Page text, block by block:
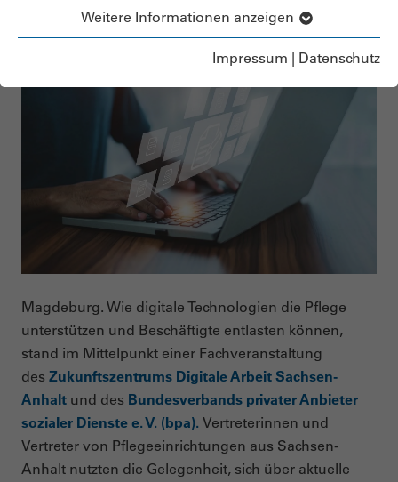
Weitere Informationen anzeigen
Impressum | Datenschutz
25.06.2026
Magdeburg. Wie digitale Technologien die Pflege
unterstützen und Beschäftigte entlasten können,
stand im Mittelpunkt einer Fachveranstaltung
des Zukunftszentrums Digitale Arbeit Sachsen-
Anhalt und des Bundesverbands privater Anbieter
sozialer Dienste e. V. (bpa). Vertreterinnen und
Vertreter von Pflegeeinrichtungen aus Sachsen-
Anhalt nutzten die Gelegenheit, sich über aktuelle